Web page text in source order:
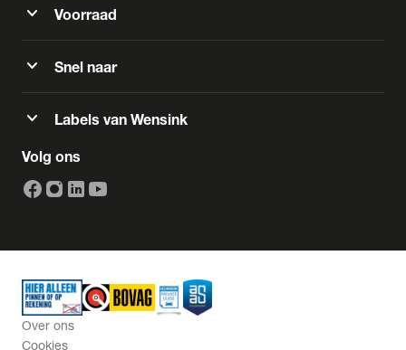
expand_more Voorraad
expand_more Snel naar
expand_more Labels van Wensink
Volg ons
Over ons
Cookies